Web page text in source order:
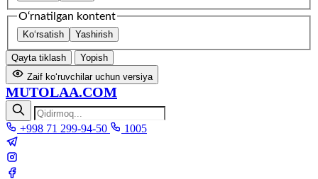
O‘rnatilgan kontent
Ko‘rsatish Yashirish
Qayta tiklash
Yopish
Zaif ko‘ruvchilar uchun versiya
MUTOLAA.COM
+998 71 299-94-50 1005